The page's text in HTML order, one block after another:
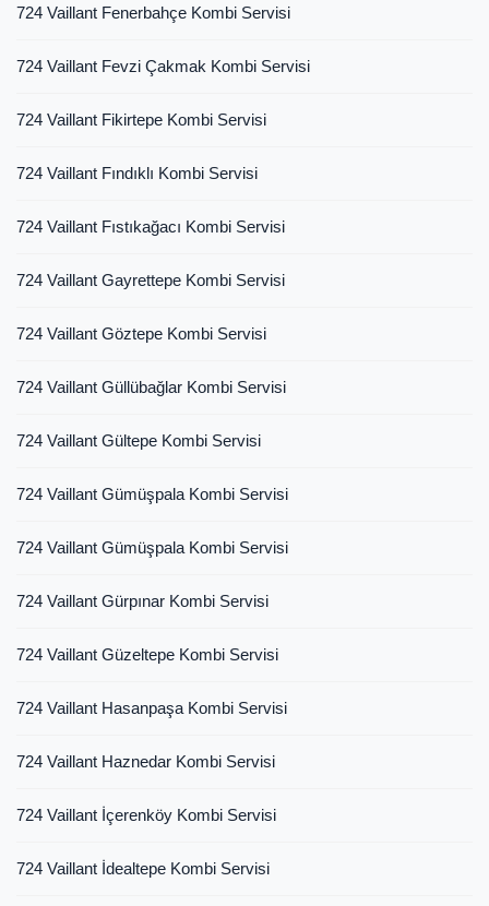
724 Vaillant Fenerbahçe Kombi Servisi
724 Vaillant Fevzi Çakmak Kombi Servisi
724 Vaillant Fikirtepe Kombi Servisi
724 Vaillant Fındıklı Kombi Servisi
724 Vaillant Fıstıkağacı Kombi Servisi
724 Vaillant Gayrettepe Kombi Servisi
724 Vaillant Göztepe Kombi Servisi
724 Vaillant Güllübağlar Kombi Servisi
724 Vaillant Gültepe Kombi Servisi
724 Vaillant Gümüşpala Kombi Servisi
724 Vaillant Gümüşpala Kombi Servisi
724 Vaillant Gürpınar Kombi Servisi
724 Vaillant Güzeltepe Kombi Servisi
724 Vaillant Hasanpaşa Kombi Servisi
724 Vaillant Haznedar Kombi Servisi
724 Vaillant İçerenköy Kombi Servisi
724 Vaillant İdealtepe Kombi Servisi